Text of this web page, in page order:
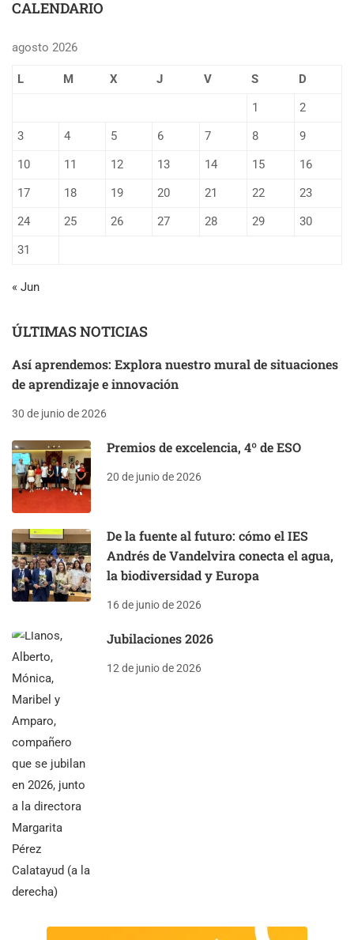
CALENDARIO
agosto 2026
L M X J V S
D
1
2
3
4 5 6 7 8
9
10
11 12 13 14 15
16
17
18 19 20 21 22
23
24
25 26 27 28 29
30
31
« Jun
ÚLTIMAS NOTICIAS
Así aprendemos: Explora nuestro mural de situaciones
de aprendizaje e innovación
30 de junio de 2026
Premios de excelencia, 4º de ESO
20 de junio de 2026
De la fuente al futuro: cómo el IES
Andrés de Vandelvira conecta el agua,
la biodiversidad y Europa
16 de junio de 2026
Jubilaciones 2026
12 de junio de 2026